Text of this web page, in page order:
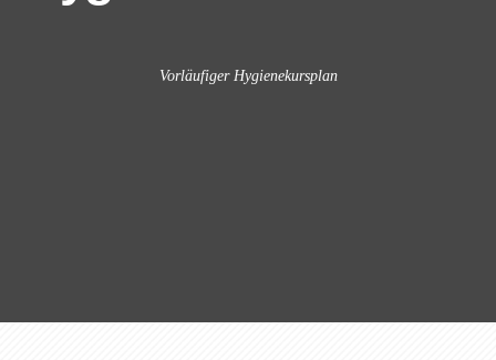
Vorläufiger Hygienekursplan